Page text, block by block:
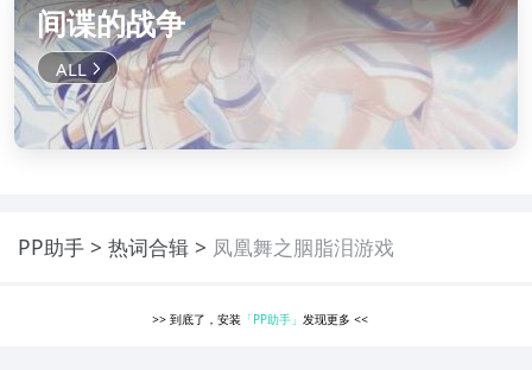
间谍的战争
PP助手 热词合辑 凤凰舞之胭脂泪游戏
>> 到底了，安装 「PP助手」发现更多<<